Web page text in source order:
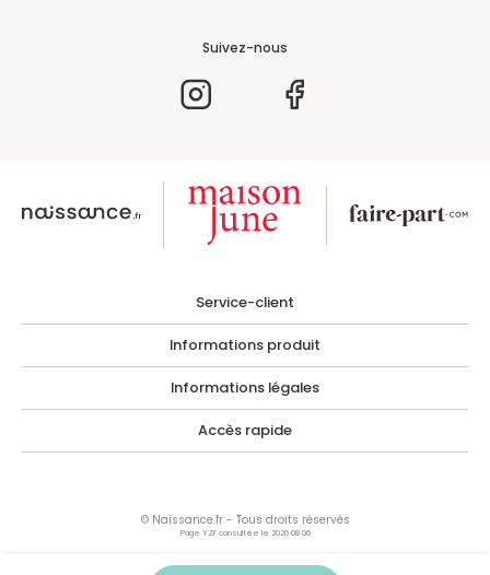
Suivez-nous
Service-client
Informations produit
Informations légales
Accès rapide
© Naissance.fr - Tous droits réservés
Page YZF consultée le 2026 08 06